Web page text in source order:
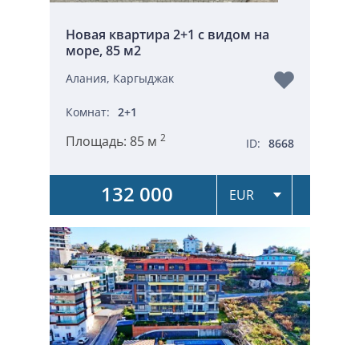
Новая квартира 2+1 с видом на
море, 85 м2
Алания, Каргыджак
Комнат: 2+1
Площадь: 85 м 2 ID: 8668
132 000